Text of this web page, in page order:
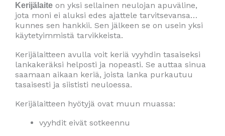
Kerijälaite on yksi sellainen neulojan apuväline,
jota moni ei aluksi edes ajattele tarvitsevansa…
kunnes sen hankkii. Sen jälkeen se on usein yksi
käytetyimmistä tarvikkeista.
Kerijälaitteen avulla voit keriä vyyhdin tasaiseksi
lankakeräksi helposti ja nopeasti. Se auttaa sinua
saamaan aikaan keriä, joista lanka purkautuu
tasaisesti ja siististi neuloessa.
Kerijälaitteen hyötyjä ovat muun muassa:
vyyhdit eivät sotkeennu